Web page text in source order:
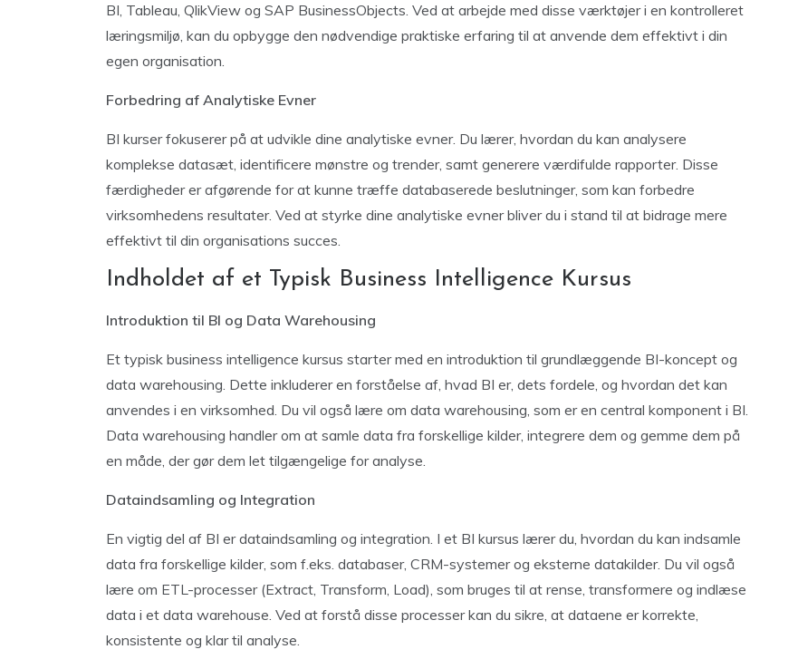
BI, Tableau, QlikView og SAP BusinessObjects. Ved at arbejde med disse værktøjer i en kontrolleret
læringsmiljø, kan du opbygge den nødvendige praktiske erfaring til at anvende dem effektivt i din
egen organisation.
Forbedring af Analytiske Evner
BI kurser fokuserer på at udvikle dine analytiske evner. Du lærer, hvordan du kan analysere
komplekse datasæt, identificere mønstre og trender, samt generere værdifulde rapporter. Disse
færdigheder er afgørende for at kunne træffe databaserede beslutninger, som kan forbedre
virksomhedens resultater. Ved at styrke dine analytiske evner bliver du i stand til at bidrage mere
effektivt til din organisations succes.
Indholdet af et Typisk Business Intelligence Kursus
Introduktion til BI og Data Warehousing
Et typisk business intelligence kursus starter med en introduktion til grundlæggende BI-koncept og
data warehousing. Dette inkluderer en forståelse af, hvad BI er, dets fordele, og hvordan det kan
anvendes i en virksomhed. Du vil også lære om data warehousing, som er en central komponent i BI.
Data warehousing handler om at samle data fra forskellige kilder, integrere dem og gemme dem på
en måde, der gør dem let tilgængelige for analyse.
Dataindsamling og Integration
En vigtig del af BI er dataindsamling og integration. I et BI kursus lærer du, hvordan du kan indsamle
data fra forskellige kilder, som f.eks. databaser, CRM-systemer og eksterne datakilder. Du vil også
lære om ETL-processer (Extract, Transform, Load), som bruges til at rense, transformere og indlæse
data i et data warehouse. Ved at forstå disse processer kan du sikre, at dataene er korrekte,
konsistente og klar til analyse.